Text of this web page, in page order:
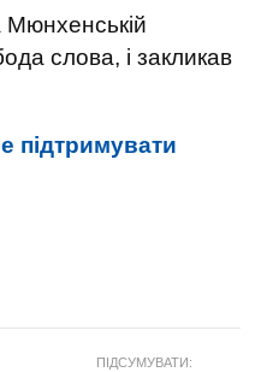
Мюнхенській
слова, і закликав
підтримувати
ПІДСУМУВАТИ: